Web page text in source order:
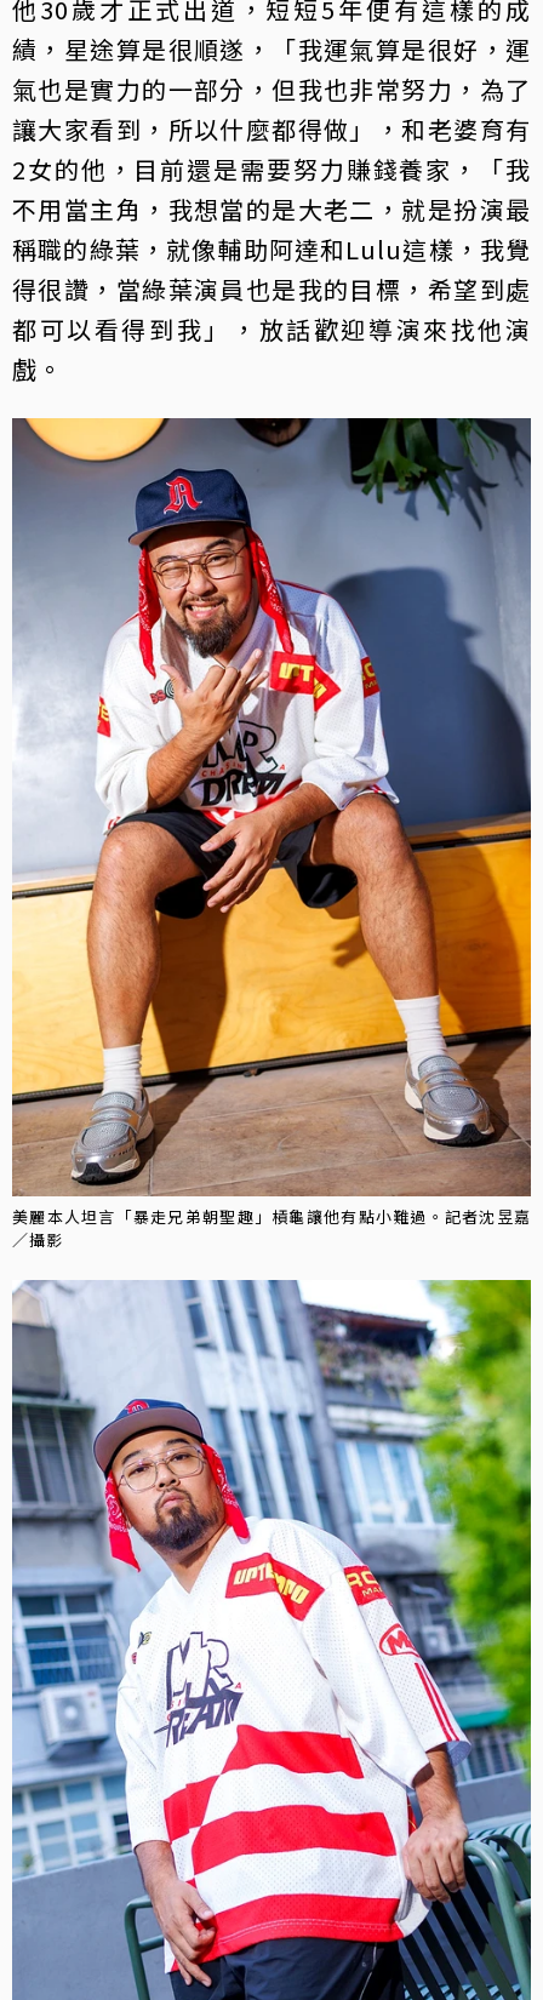
他30歲才正式出道，短短5年便有這樣的成
績，星途算是很順遂，「我運氣算是很好，運
氣也是實力的一部分，但我也非常努力，為了
讓大家看到，所以什麼都得做」，和老婆育有
2女的他，目前還是需要努力賺錢養家，「我
不用當主角，我想當的是大老二，就是扮演最
稱職的綠葉，就像輔助阿達和Lulu這樣，我覺
得很讚，當綠葉演員也是我的目標，希望到處
都可以看得到我」，放話歡迎導演來找他演
戲。
美麗本人坦言「暴走兄弟朝聖趣」槓龜讓他有點小難過。記者沈昱嘉
／攝影